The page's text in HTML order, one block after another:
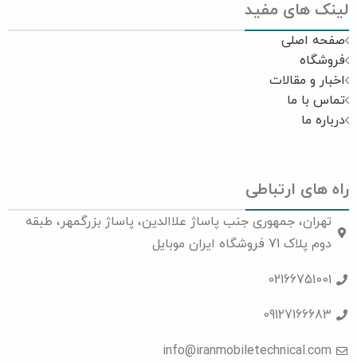
لینک های مفید
صفحه اصلی
فروشگاه
اخبار و مقالات
تماس با ما
درباره ما
راه های ارتباطی
تهران، جمهوری جنب پاساژ علاالدین، پاساژ بزرگمهر، طبقه
دوم پلاک 71 فروشگاه ایران موبایل
02166751001
09127166683
info@iranmobiletechnical.com